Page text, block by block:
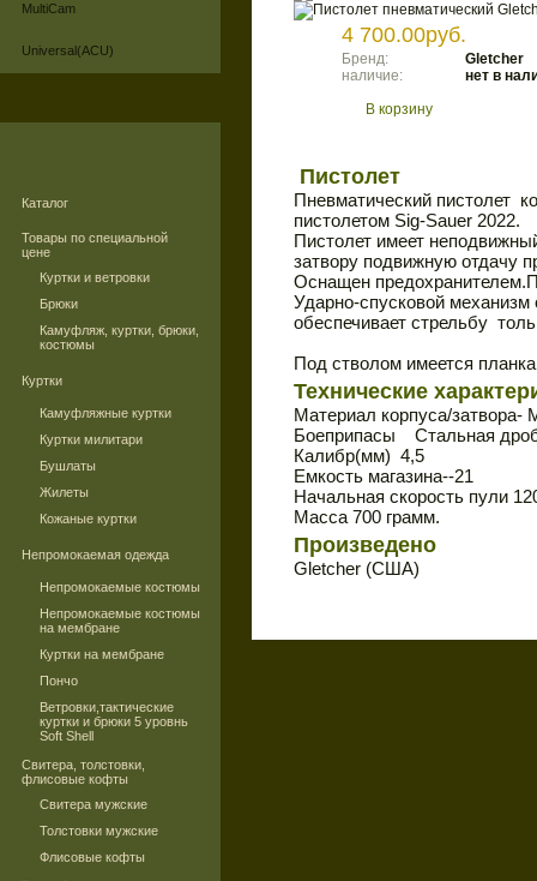
MultiCam
Universal(ACU)
Каталог
Товары по специальной
цене
Куртки и ветровки
Брюки
Камуфляж, куртки, брюки,
костюмы
Куртки
Камуфляжные куртки
Куртки милитари
Бушлаты
Жилеты
Кожаные куртки
Непромокаемая одежда
Непромокаемые костюмы
Непромокаемые костюмы
на мембране
Куртки на мембране
Пончо
Ветровки,тактические
куртки и брюки 5 уровнь
Soft Shell
Свитера, толстовки,
флисовые кофты
Свитера мужские
Толстовки мужские
Флисовые кофты
4 700.00руб.
Бренд:
Gletcher
наличие:
нет в
В корзину
Пистолет
Пневматический пистолет
пистолетом Sig-Sauer 2022.
Пистолет имеет
затвору подвижную отдачу
Оснащен
Ударно-спусковой
обеспечивает стрельбу
Под стволом имеется
Технические
Материал корпуса/затвора-
Боеприпасы Стальная
Калибр(мм) 4,5
Емкость магазина--21
Начальная скорость пули
Масса 700 грамм.
Произведено
Gletcher (США)